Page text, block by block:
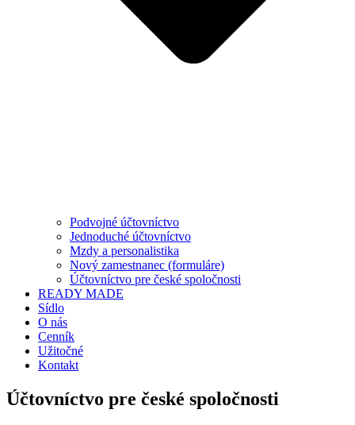
Podvojné účtovníctvo
Jednoduché účtovníctvo
Mzdy a personalistika
Nový zamestnanec (formuláre)
Účtovníctvo pre české spoločnosti
READY MADE
Sídlo
O nás
Cenník
Užitočné
Kontakt
Účtovníctvo pre české spoločnosti